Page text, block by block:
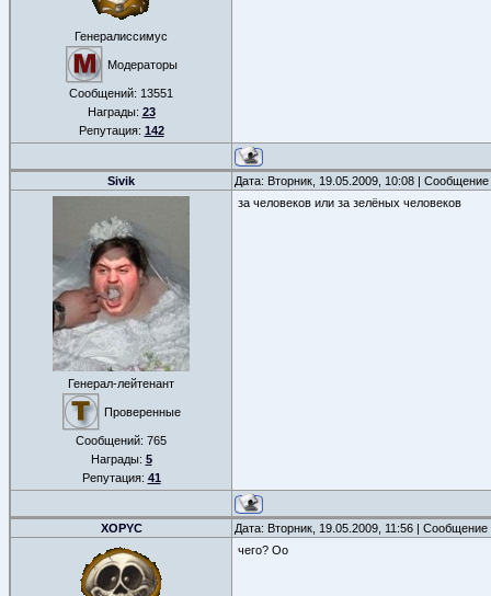
Генералиссимус
Модераторы
Сообщений: 13551
Награды: 23
Репутация: 142
Sivik Дата: Вторник, 19.05.2009, 10:08 |
Генерал-лейтенант
Проверенные
Сообщений: 765
Награды: 5
Репутация: 41
за человеков или за зелёных человеков
XOPYC
Дата: Вторник, 19.05.2009, 11:56 |
чего? Оо